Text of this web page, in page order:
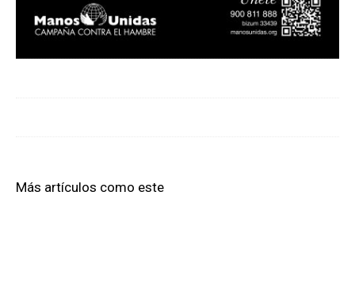
Más artículos como este